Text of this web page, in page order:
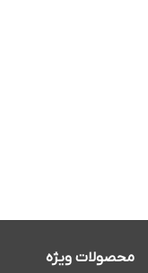
محصولات ویژه